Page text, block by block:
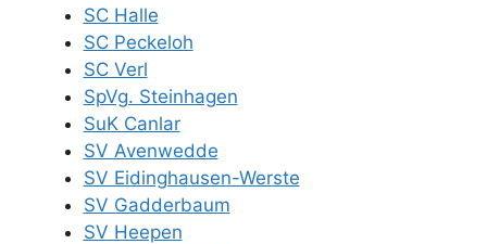
SC Halle
SC Peckeloh
SC Verl
SpVg. Steinhagen
SuK Canlar
SV Avenwedde
SV Eidinghausen-Werste
SV Gadderbaum
SV Heepen